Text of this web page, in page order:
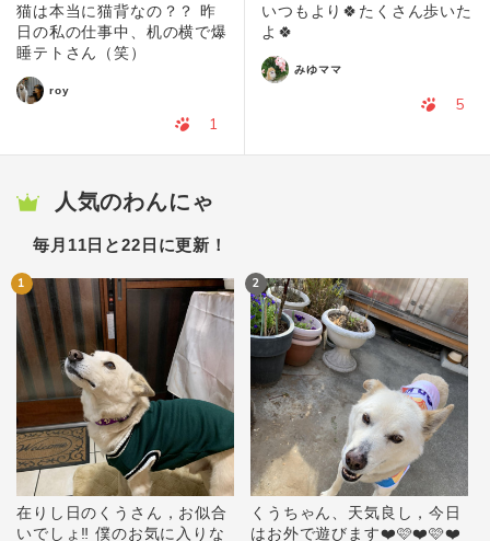
猫は本当に猫背なの？？ 昨
日の私の仕事中、机の横で爆
睡テトさん（笑）
roy
1
いつもより🍀たくさん歩いた
よ🍀
みゆママ
5
人気のわんにゃ
毎月11日と22日に更新！
1
在りし日のくうさん，お似合
いでしょ‼️ 僕のお気に入りな
2
くうちゃん、天気良し，今日
はお外で遊びます❤️🩷❤️🩷❤️